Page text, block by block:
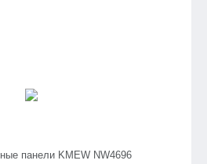
панели KMEW NW4696